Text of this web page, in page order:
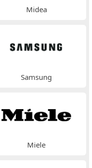
Midea
Samsung
Miele